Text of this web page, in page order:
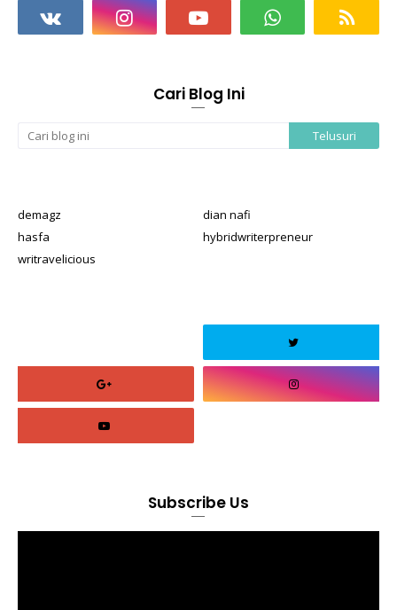
Cari Blog Ini
demagz
dian nafi
hasfa
hybridwriterpreneur
writravelicious
Subscribe Us